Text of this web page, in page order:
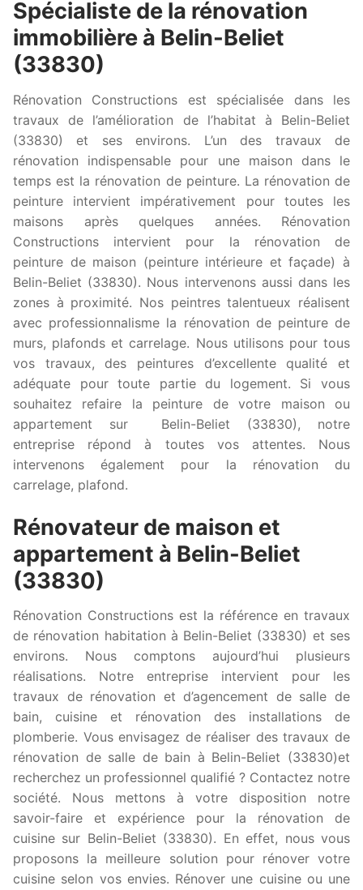
Spécialiste de la rénovation
immobilière à Belin-Beliet
(33830)
Rénovation Constructions est spécialisée dans les
travaux de l’amélioration de l’habitat à Belin-Beliet
(33830) et ses environs. L’un des travaux de
rénovation indispensable pour une maison dans le
temps est la rénovation de peinture. La rénovation de
peinture intervient impérativement pour toutes les
maisons après quelques années. Rénovation
Constructions intervient pour la rénovation de
peinture de maison (peinture intérieure et façade) à
Belin-Beliet (33830). Nous intervenons aussi dans les
zones à proximité. Nos peintres talentueux réalisent
avec professionnalisme la rénovation de peinture de
murs, plafonds et carrelage. Nous utilisons pour tous
vos travaux, des peintures d’excellente qualité et
adéquate pour toute partie du logement. Si vous
souhaitez refaire la peinture de votre maison ou
appartement sur Belin-Beliet (33830), notre
entreprise répond à toutes vos attentes. Nous
intervenons également pour la rénovation du
carrelage, plafond.
Rénovateur de maison et
appartement à Belin-Beliet
(33830)
Rénovation Constructions est la référence en travaux
de rénovation habitation à Belin-Beliet (33830) et ses
environs. Nous comptons aujourd’hui plusieurs
réalisations. Notre entreprise intervient pour les
travaux de rénovation et d’agencement de salle de
bain, cuisine et rénovation des installations de
plomberie. Vous envisagez de réaliser des travaux de
rénovation de salle de bain à Belin-Beliet (33830)et
recherchez un professionnel qualifié ? Contactez notre
société. Nous mettons à votre disposition notre
savoir-faire et expérience pour la rénovation de
cuisine sur Belin-Beliet (33830). En effet, nous vous
proposons la meilleure solution pour rénover votre
cuisine selon vos envies. Rénover une cuisine ou une